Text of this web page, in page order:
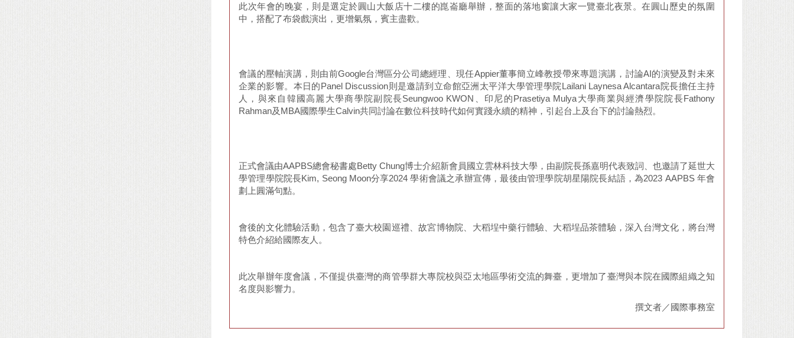
此次年會的晚宴，則是選定於圓山大飯店十二樓的崑崙廳舉辦，整面的落地窗讓大家一覽臺北夜景。在圓山歷史的氛圍
中，搭配了布袋戲演出，更增氣氛，賓主盡歡。
會議的壓軸演講，則由前Google台灣區分公司總經理、現任Appier董事簡立峰教授帶來專題演講，討論AI的演變及對未來
企業的影響。本日的Panel Discussion則是邀請到立命館亞洲太平洋大學管理學院Lailani Laynesa Alcantara院長擔任主持
人，與來自韓國高麗大學商學院副院長Seungwoo KWON、印尼的Prasetiya Mulya大學商業與經濟學院院長Fathony
Rahman及MBA國際學生Calvin共同討論在數位科技時代如何實踐永續的精神，引起台上及台下的討論熱烈。
正式會議由AAPBS總會秘書處Betty Chung博士介紹新會員國立雲林科技大學，由副院長孫嘉明代表致詞、也邀請了延世大
學管理學院院長Kim, Seong Moon分享2024 學術會議之承辦宣傳，最後由管理學院胡星陽院長結語，為2023 AAPBS 年會
劃上圓滿句點。
會後的文化體驗活動，包含了臺大校園巡禮、故宮博物院、大稻埕中藥行體驗、大稻埕品茶體驗，深入台灣文化，將台灣
特色介紹給國際友人。
此次舉辦年度會議，不僅提供臺灣的商管學群大專院校與亞太地區學術交流的舞臺，更增加了臺灣與本院在國際組織之知
名度與影響力。
撰文者／國際事務室